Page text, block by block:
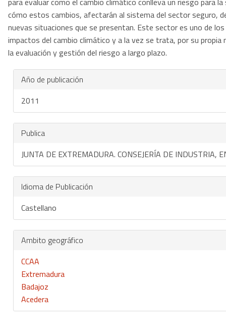
cómo estos cambios, afectarán al sistema del sector seguro,
nuevas situaciones que se presentan. Este sector es uno de
impactos del cambio climático y a la vez se trata, por su
la evaluación y gestión del riesgo a largo plazo.
Año de publicación
2011
Publica
JUNTA DE EXTREMADURA. CONSEJERÍA DE INDUSTRIA,
Idioma de Publicación
Castellano
Ambito geográfico
CCAA
Extremadura
Badajoz
Acedera